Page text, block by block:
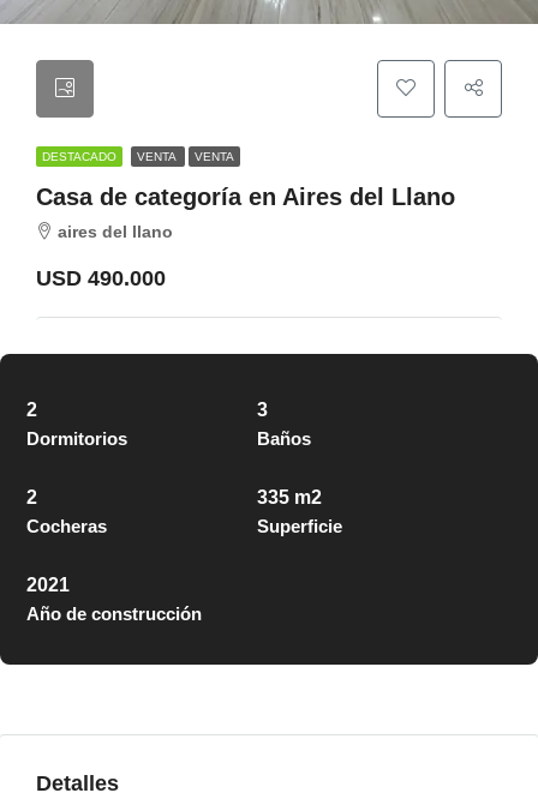
DESTACADO VENTA VENTA
Casa de categoría en Aires del Llano
aires del llano
USD 490.000
2
Dormitorios
3
Baños
2
Cocheras
335 m2
Superficie
2021
Año de construcción
Detalles